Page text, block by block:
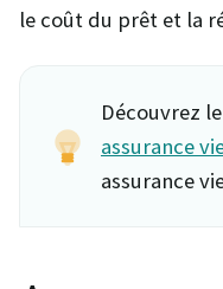
le coût du prêt et la
Découvrez
assurance
assurance